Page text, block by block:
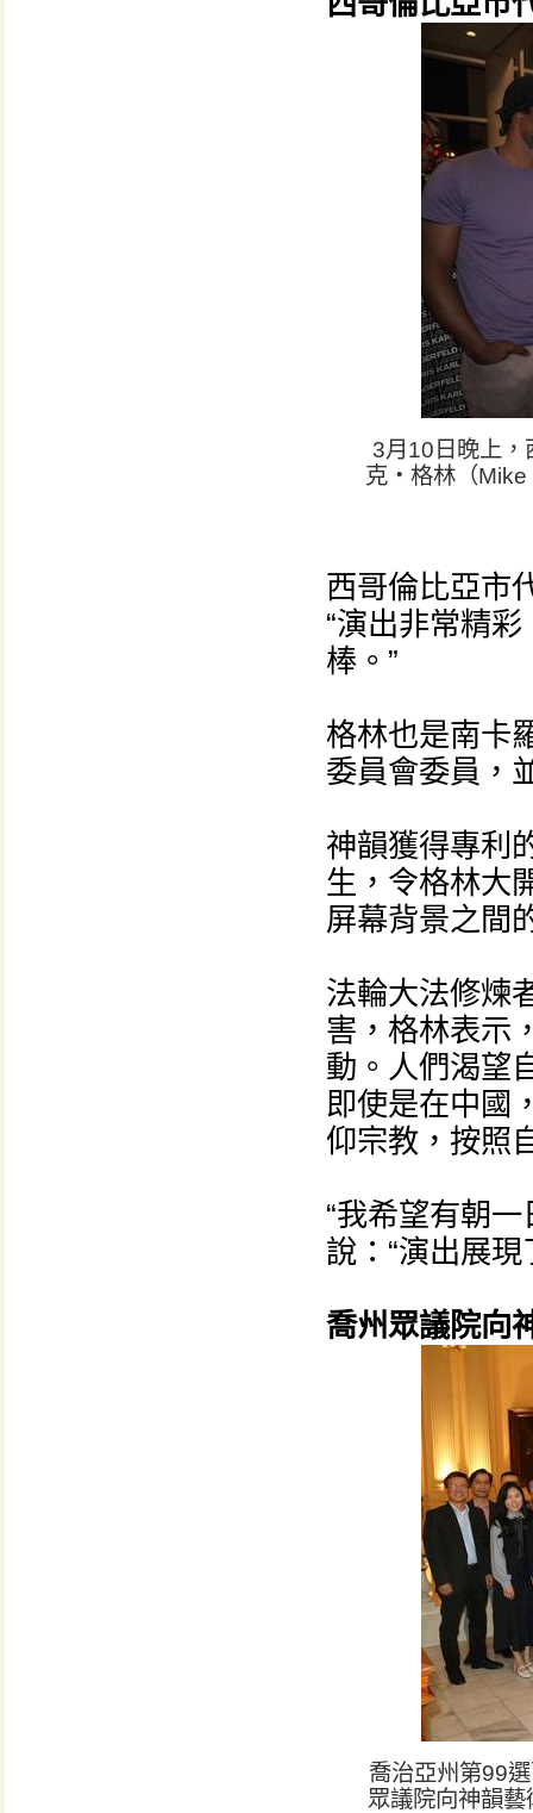
3月10日晚上，
克・格林（
西哥倫比亞市
“演出非常精
棒。”
格林也是南卡
委員會委員，
神韻獲得專利
生，令格林大
屏幕背景之間
法輪大法修煉
害，格林表示
動。人們渴望
即使是在中國
仰宗教，按照
“我希望有朝
說：“演出展
喬州眾議院向
喬治亞州第99
眾議院向神韻